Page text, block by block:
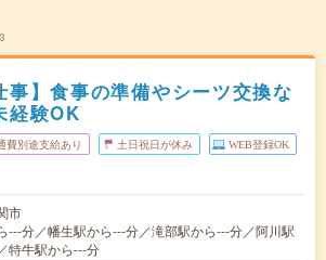
事】食事の準備やシーツ交換な
経験OK
費別途支給あり 土日祝日が休み WEB登録OK
市
---分／幡生駅から---分／滝部駅から---分／阿川駅
特牛駅から---分